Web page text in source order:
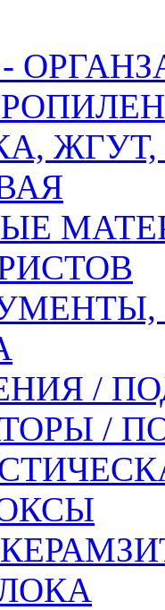
/
/